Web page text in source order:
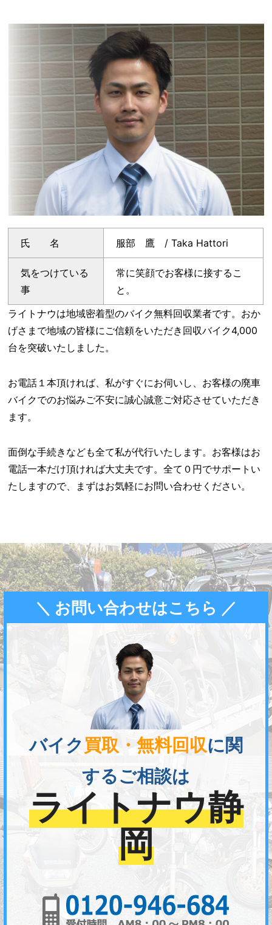
氏 名 服部 鷹 / Taka Hattori
気をつけている
事
常に笑顔でお客様に接するこ
と。
ライトナウは地域密着型のバイク無料回収業者です。おか
げさまで地域の皆様にご信頼をいただき回収バイク4,000
台を突破いたしました。
お電話１本頂ければ、私がすぐにお伺いし、お客様の廃車
バイクでのお悩みご不安に誠心誠意ご対応させていただき
ます。
面倒な手続きなども全て私が代行いたします。お客様はお
電話一本だけ頂ければ大丈夫です。全て０円でサポートい
たしますので、まずはお気軽にお問い合わせください。
＼ お問い合わせはこちら ／
バイク 買取・無料回収に関
するご相談は
ライトナウ静
岡